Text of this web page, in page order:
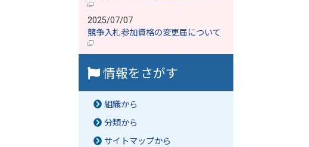
2025/07/07
競争入札参加資格の変更届について
情報をさがす
組織から
分類から
サイトマップから